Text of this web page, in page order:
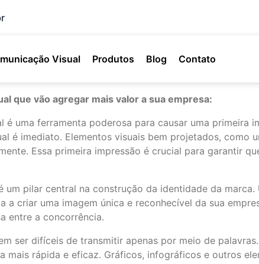
Visual Produtos Blog Contato
que vão agregar mais valor a sua empresa:
uma ferramenta poderosa para causar uma primeira
é imediato. Elementos visuais bem projetados,
Essa primeira impressão é crucial para garantir
um pilar central na construção da identidade da
criar uma imagem única e reconhecível da sua
entre a concorrência.
ser difíceis de transmitir apenas por meio de
mais rápida e eficaz. Gráficos, infográficos e outros